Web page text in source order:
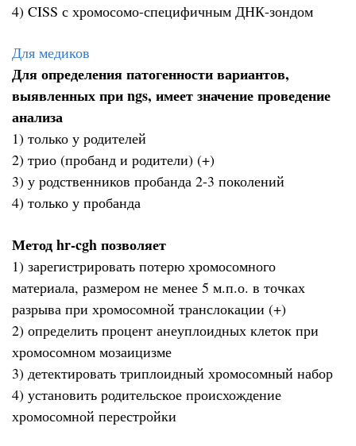
4) CISS с хромосомо-специфичным ДНК-зондом
Для медиков
Для определения патогенности вариантов,
выявленных при ngs, имеет значение проведение
анализа
1) только у родителей
2) трио (пробанд и родители) (+)
3) у родственников пробанда 2-3 поколений
4) только у пробанда
Метод hr-cgh позволяет
1) зарегистрировать потерю хромосомного
материала, размером не менее 5 м.п.о. в точках
разрыва при хромосомной транслокации (+)
2) определить процент анеуплоидных клеток при
хромосомном мозаицизме
3) детектировать триплоидный хромосомный набор
4) установить родительское происхождение
хромосомной перестройки